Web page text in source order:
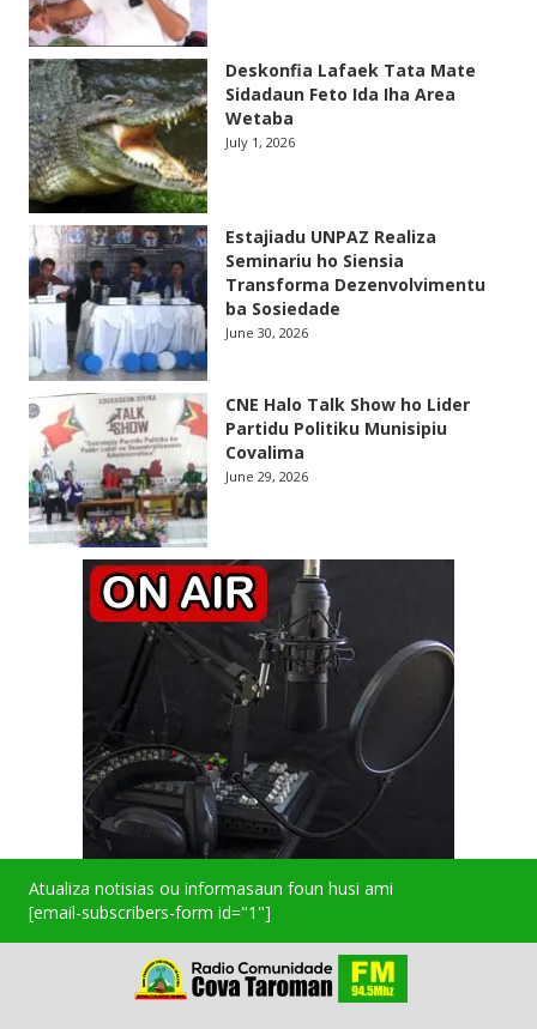
Deskonfia Lafaek Tata Mate
Sidadaun Feto Ida Iha Area
Wetaba
July 1, 2026
Estajiadu UNPAZ Realiza
Seminariu ho Siensia
Transforma Dezenvolvimentu
ba Sosiedade
June 30, 2026
CNE Halo Talk Show ho Lider
Partidu Politiku Munisipiu
Covalima
June 29, 2026
Atualiza notisias ou informasaun foun husi ami
[email-subscribers-form id="1"]